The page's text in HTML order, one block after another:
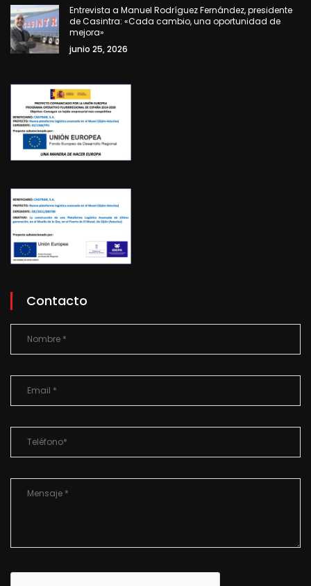
Entrevista a Manuel Rodríguez Fernández, presidente
de Casintra: «Cada cambio, una oportunidad de
mejora»
junio 25, 2026
Contacto